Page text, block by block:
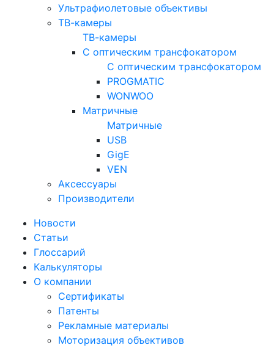
Ультрафиолетовые объективы
ТВ-камеры
ТВ-камеры
С оптическим трансфокатором
С оптическим трансфокатором
PROGMATIC
WONWOO
Матричные
Матричные
USB
GigE
VEN
Аксессуары
Производители
Новости
Статьи
Глоссарий
Калькуляторы
О компании
Сертификаты
Патенты
Рекламные материалы
Моторизация объективов